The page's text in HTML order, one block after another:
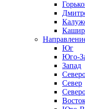
Юг
Юго-
Запад
Север